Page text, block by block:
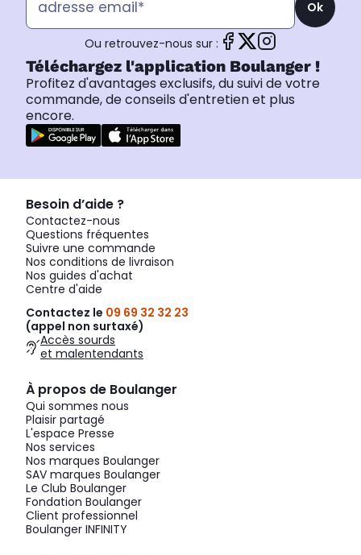
Ok
Ou retrouvez-nous sur :
Téléchargez l'application Boulanger !
Profitez d'avantages exclusifs, du suivi de votre
commande, de conseils d'entretien et plus
encore.
Besoin d’aide ?
Contactez-nous
Questions fréquentes
Suivre une commande
Nos conditions de livraison
Nos guides d'achat
Centre d'aide
Contactez le 09 69 32 32 23
(appel non surtaxé)
Accès sourds
et malentendants
À propos de Boulanger
Qui sommes nous
Plaisir partagé
L'espace Presse
Nos services
Nos marques Boulanger
SAV marques Boulanger
Le Club Boulanger
Fondation Boulanger
Client professionnel
Boulanger INFINITY